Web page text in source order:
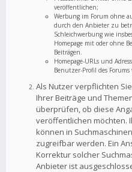
veröffentlichen;
Werbung im Forum ohne
durch den Anbieter zu
Schleichwerbung wie
Homepage mit oder ohne
Beiträgen.
Homepage-URLs und
Benutzer-Profil des
Als Nutzer verpflichten
Ihrer Beiträge und
überprüfen, ob diese
veröffentlichen möchten.
können in
zugreifbar werden. Ein
Korrektur solcher
Anbieter ist